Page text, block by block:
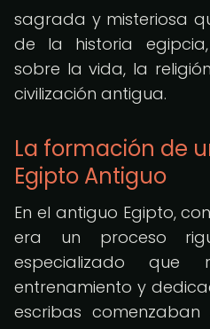
sagrada y misteriosa
de la historia
sobre la vida, la
civilización antigua.
La formación de
Egipto Antiguo
En el antiguo Egipto,
era un proceso
especializado que
entrenamiento y
escribas